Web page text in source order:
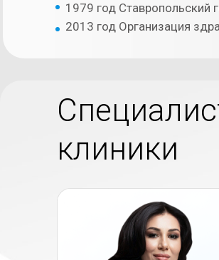
клиники
1979 год Ставропольский
2013 год Организация